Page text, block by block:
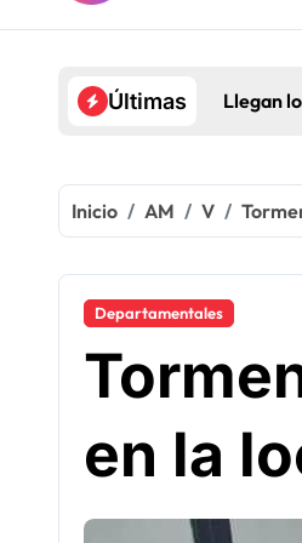
Últimas Llegan
Inicio AM V
Departamentales
en la